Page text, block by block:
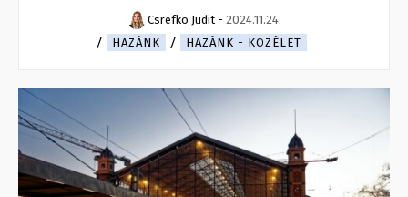
Csrefko Judit - 2024.11.24.
HAZÁNK
HAZÁNK - KÖZÉLET